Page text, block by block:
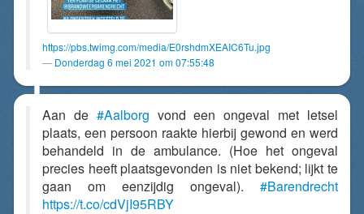
https://pbs.twimg.com/media/E0rshdmXEAIC6Tu.jpg
Donderdag 6 mei 2021 om 07:55:48
Aan de #Aalborg vond een ongeval met letsel
plaats, een persoon raakte hierbij gewond en werd
behandeld in de ambulance. (Hoe het ongeval
precies heeft plaatsgevonden is niet bekend; lijkt te
gaan om eenzijdig ongeval). #Barendrecht
https://t.co/cdVjI95RBY